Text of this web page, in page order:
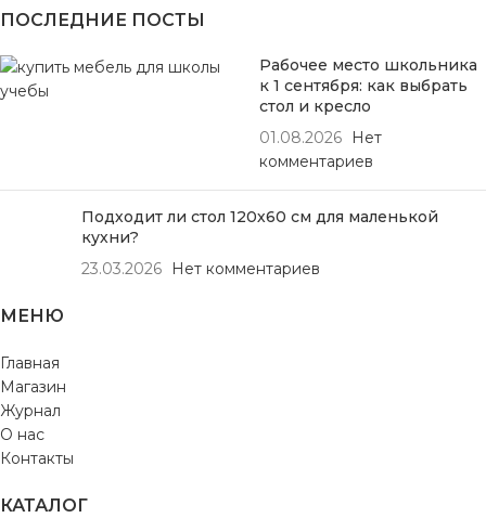
ПОСЛЕДНИЕ ПОСТЫ
Рабочее место школьника
к 1 сентября: как выбрать
стол и кресло
01.08.2026
Нет
комментариев
Подходит ли стол 120х60 см для маленькой
кухни?
23.03.2026
Нет комментариев
МЕНЮ
Главная
Магазин
Журнал
О нас
Контакты
КАТАЛОГ